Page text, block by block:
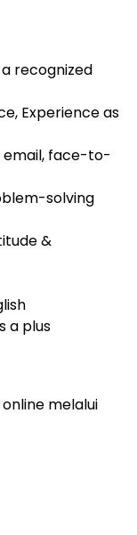
recognized
Experience as
email, face-to-
solving
&
a plus
melalui